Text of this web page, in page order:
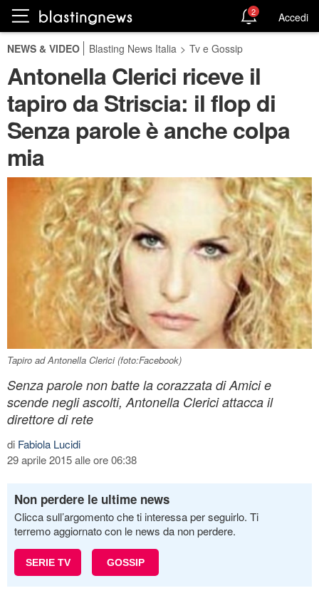
2 Accedi
NEWS & VIDEO Blasting News Italia > Tv e Gossip
Antonella Clerici riceve il
tapiro da Striscia: il flop di
Senza parole è anche colpa
mia
Tapiro ad Antonella Clerici (foto:Facebook)
Senza parole non batte la corazzata di Amici e
scende negli ascolti, Antonella Clerici attacca il
direttore di rete
di Fabiola Lucidi
29 aprile 2015 alle ore 06:38
Non perdere le ultime news
Clicca sull’argomento che ti interessa per seguirlo. Ti
terremo aggiornato con le news da non perdere.
SERIE TV GOSSIP